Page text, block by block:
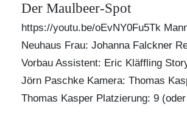
Der Maulbeer-Spot
https://youtu.be/oEvNY0Fu5Tk
Neuhaus Frau: Johanna Falckner
Vorbau Assistent: Eric Kläffling
Jörn Paschke Kamera: Thomas
Thomas Kasper Platzierung: 9